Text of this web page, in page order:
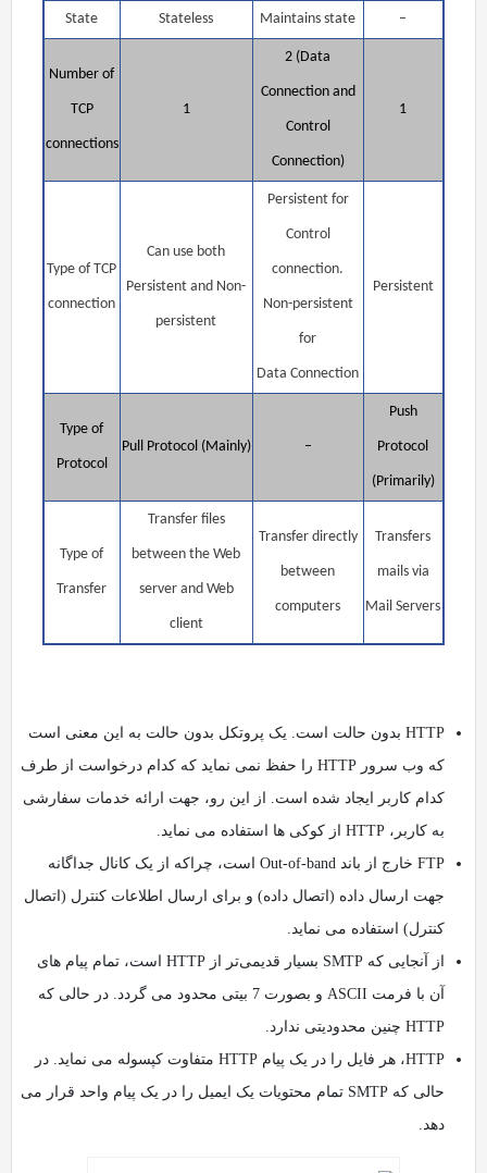
State Stateless Maintains state –
Number of
TCP
connections
1
2 (Data
Connection and
Control
Connection)
1
Type of TCP
connection
Can use both
Persistent and Non-
persistent
Persistent for
Control
connection.
Non-persistent
for
Data Connection
Persistent
Type of
Protocol
Pull Protocol (Mainly) –
Push
Protocol
(Primarily)
Type of
Transfer
Transfer files
between the Web
server and Web
client
Transfer directly
between
computers
Transfers
mails via
Mail Servers
HTTP بدون حالت است. یک پروتکل بدون حالت به این معنی است
که وب سرور HTTP را حفظ نمی نماید که کدام درخواست از طرف
کدام کاربر ایجاد شده است. از این رو، جهت ارائه خدمات سفارشی
به کاربر، HTTP از کوکی ها استفاده می نماید.
FTP خارج از باند Out-of-band است، چراکه از یک کانال جداگانه
جهت ارسال داده (اتصال داده) و برای ارسال اطلاعات کنترل (اتصال
کنترل) استفاده می نماید.
از آنجایی که SMTP بسیار قدیمی‌تر از HTTP است، تمام پیام‌ های
آن با فرمت ASCII و بصورت 7 بیتی محدود می گردد. در حالی که
HTTP چنین محدودیتی ندارد.
HTTP، هر فایل را در یک پیام HTTP متفاوت کپسوله می نماید. در
حالی که SMTP تمام محتویات یک ایمیل را در یک پیام واحد قرار می
دهد.